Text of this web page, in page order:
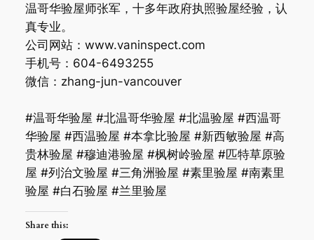
温哥华验屋师张军，十多年政府执照验屋经验，认
真专业。
公司网站：www.vaninspect.com
手机号：604-6493255
微信：zhang-jun-vancouver
#温哥华验屋 #北温哥华验屋 #北温验屋 #西温哥
华验屋 #西温验屋 #本拿比验屋 #新西敏验屋 #高
贵林验屋 #穆迪港验屋 #枫树岭验屋 #匹特草原验
屋 #列治文验屋 #三角洲验屋 #素里验屋 #南素里
验屋 #白石验屋 #兰里验屋
Share this: